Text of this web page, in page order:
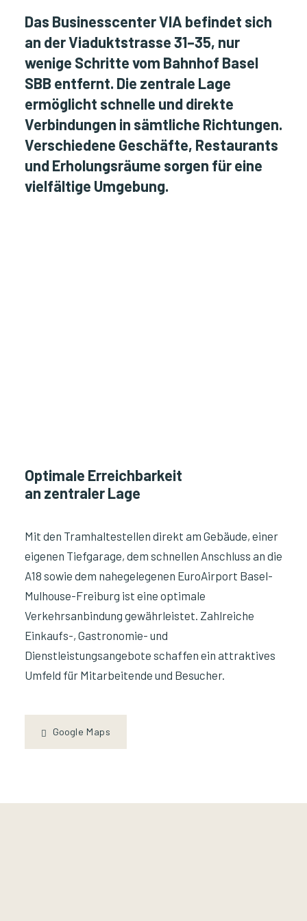
Das Businesscenter VIA befindet sich
an der Viaduktstrasse 31–35, nur
wenige Schritte vom Bahnhof Basel
SBB entfernt. Die zentrale Lage
ermöglicht schnelle und direkte
Verbindungen in sämtliche Richtungen.
Verschiedene Geschäfte, Restaurants
und Erholungsräume sorgen für eine
vielfältige Umgebung.
Optimale Erreichbarkeit
an zentraler Lage
Mit den Tramhaltestellen direkt am Gebäude, einer
eigenen Tiefgarage, dem schnellen Anschluss an die
A18 sowie dem nahegelegenen EuroAirport Basel-
Mulhouse-Freiburg ist eine optimale
Verkehrsanbindung gewährleistet. Zahlreiche
Einkaufs-, Gastronomie- und
Dienstleistungsangebote schaffen ein attraktives
Umfeld für Mitarbeitende und Besucher.
Google Maps